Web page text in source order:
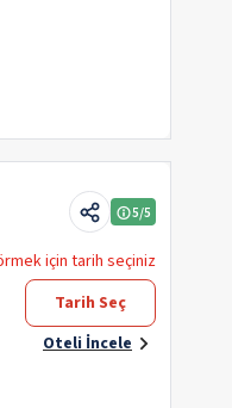
5/5
için tarih seçiniz
Tarih Seç
Oteli İncele